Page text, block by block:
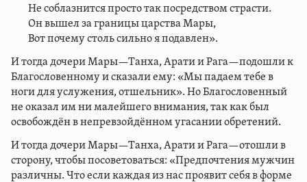
Не соблазнится просто так посредством страсти.
Он вышел за границы царства Мары,
Вот почему столь сильно я подавлен».
И тогда дочери Мары—Танха, Арати и Рага—подошли к
Благословенному и сказали ему: «Мы падаем тебе в
ноги для услужения, отшельник». Но Благословенный
не оказал им ни малейшего внимания, так как был
освобождён в непревзойдённом угасании обретений.
И тогда дочери Мары—Танха, Арати и Рага—отошли в
сторону, чтобы посоветоваться: «Предпочтения мужчин
различны. Что если каждая из нас проявит себя в форме